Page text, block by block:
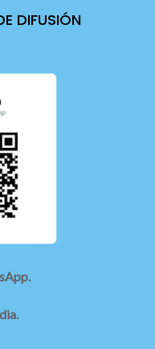
DIFUSIÓN